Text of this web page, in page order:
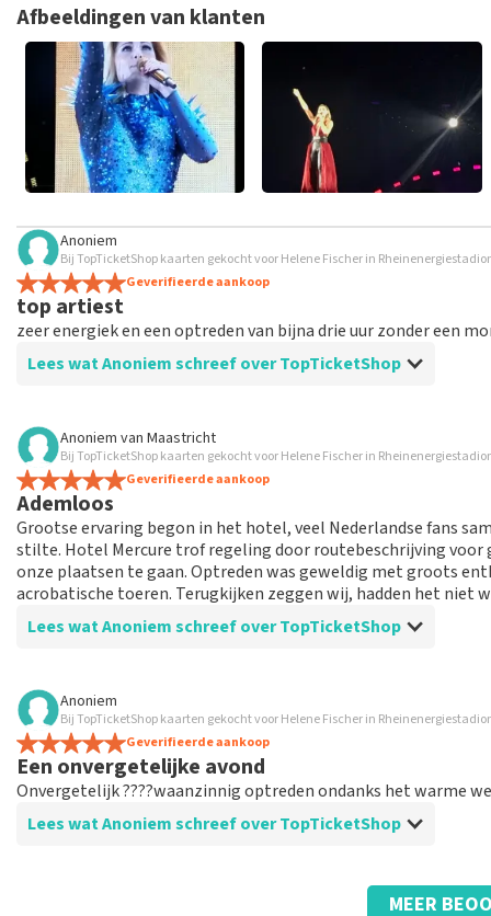
weken duren voordat een review wordt geplaatst.
Afbeeldingen van klanten
Anoniem
Bij TopTicketShop kaarten gekocht voor Helene Fischer in
Geverifieerde aankoop
top artiest
zeer energiek en een optreden van bijna drie uur zonder een
Lees wat Anoniem schreef over TopTicketShop
Beoordeling van Anoniem over
voor mij als digibeet was het een ramp om de
het heeft me veel hulp gekost om de tickets op de telefoon
Anoniem van Maastricht
Bij TopTicketShop kaarten gekocht voor Helene Fischer in
Geverifieerde aankoop
Ademloos
Grootse ervaring begon in het hotel, veel Nederlandse fans
stilte. Hotel Mercure trof regeling door routebeschrijving
onze plaatsen te gaan. Optreden was geweldig met groots
acrobatische toeren. Terugkijken zeggen wij, hadden het niet
Lees wat Anoniem schreef over TopTicketShop
Beoordeling van Anoniem over
Toppie
Werden vanaf koop tickets tot aan het programma digitaal
Anoniem
Bij TopTicketShop kaarten gekocht voor Helene Fischer in
Geverifieerde aankoop
Een onvergetelijke avond
Onvergetelijk ????waanzinnig optreden ondanks het warme
Lees wat Anoniem schreef over TopTicketShop
MEER